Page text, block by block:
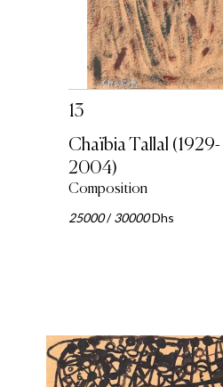
13
Chaïbia Tallal (1929-
2004)
Composition
25000/30000Dhs